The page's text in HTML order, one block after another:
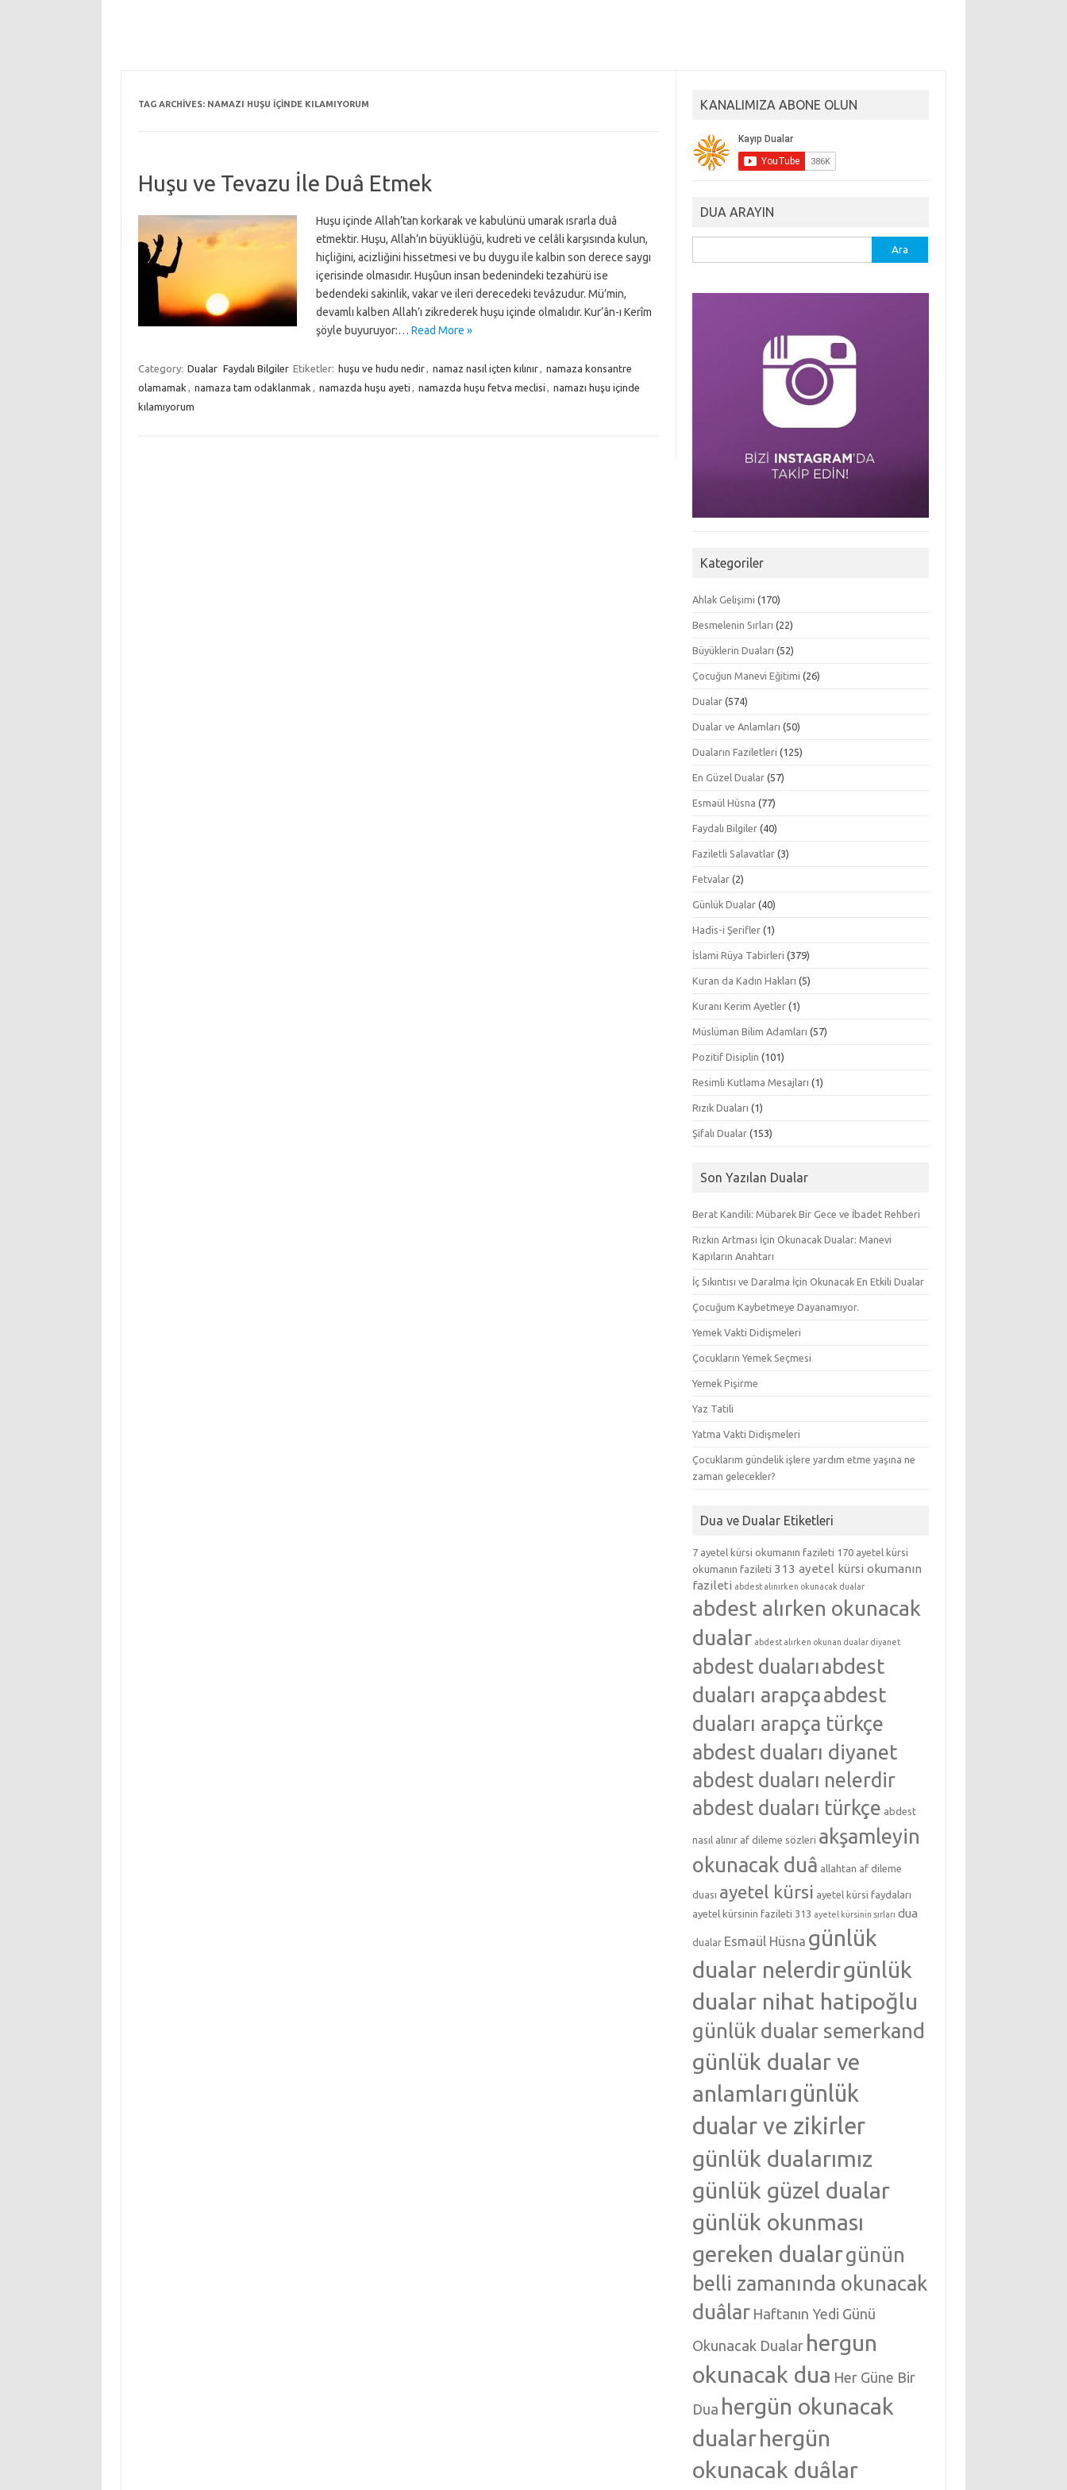
TAG ARCHIVES: NAMAZI HUŞU IÇINDE KILAMIYORUM
Huşu ve Tevazu İle Duâ Etmek
Huşu içinde Allah’tan korkarak ve kabulünü umarak ısrarla duâ
etmektir. Huşu, Allah’ın büyüklüğü, kudreti ve celâli karşısında kulun,
hiçliğini, acizliğini hissetmesi ve bu duygu ile kalbin son derece saygı
içerisinde olmasıdır. Huşûun insan bedenindeki tezahürü ise
bedendeki sakinlik, vakar ve ileri derecedeki tevâzudur. Mü’min,
devamlı kalben Allah’ı zikrederek huşu içinde olmalıdır. Kur’ân-ı Kerîm
şöyle buyuruyor:… Read More »
Category: Dualar Faydalı Bilgiler Etiketler: huşu ve hudu nedir, namaz nasıl içten kılınır, namaza konsantre
olamamak , namaza tam odaklanmak , namazda huşu ayeti , namazda huşu fetva meclisi , namazı huşu içinde
kılamıyorum
KANALIMIZA ABONE OLUN
DUA ARAYIN
Kategoriler
Ahlak Gelişimi (170)
Besmelenin Sırları (22)
Büyüklerin Duaları (52)
Çocuğun Manevi Eğitimi (26)
Dualar (574)
Dualar ve Anlamları (50)
Duaların Faziletleri (125)
En Güzel Dualar (57)
Esmaül Hüsna (77)
Faydalı Bilgiler (40)
Faziletli Salavatlar (3)
Fetvalar (2)
Günlük Dualar (40)
Hadis-i Şerifler (1)
İslami Rüya Tabirleri (379)
Kuran da Kadın Hakları (5)
Kuranı Kerim Ayetler (1)
Müslüman Bilim Adamları (57)
Pozitif Disiplin (101)
Resimli Kutlama Mesajları (1)
Rızık Duaları (1)
Şifalı Dualar (153)
Son Yazılan Dualar
Berat Kandili: Mübarek Bir Gece ve İbadet Rehberi
Rızkın Artması İçin Okunacak Dualar: Manevi
Kapıların Anahtarı
İç Sıkıntısı ve Daralma İçin Okunacak En Etkili Dualar
Çocuğum Kaybetmeye Dayanamıyor.
Yemek Vakti Didişmeleri
Çocukların Yemek Seçmesi
Yemek Pişirme
Yaz Tatili
Yatma Vakti Didişmeleri
Çocuklarım gündelik işlere yardım etme yaşına ne
zaman gelecekler?
Dua ve Dualar Etiketleri
7 ayetel kürsi okumanın fazileti 170 ayetel kürsi
okumanın fazileti 313 ayetel kürsi okumanın
fazileti abdest alınırken okunacak dualar
abdest alırken okunacak
dualar abdest alırken okunan dualar diyanet
abdest dualarıabdest
duaları arapçaabdest
duaları arapça türkçe
abdest duaları diyanet
abdest duaları nelerdir
abdest duaları türkçe abdest
nasıl alınır af dileme sözleri akşamleyin
okunacak duâ allahtan af dileme
duası ayetel kürsi ayetel kürsi faydaları
ayetel kürsinin fazileti 313 ayetel kürsinin sırları dua
dualar Esmaül Hüsna günlük
dualar nelerdirgünlük
dualar nihat hatipoğlu
günlük dualar semerkand
günlük dualar ve
anlamlarıgünlük
dualar ve zikirler
günlük dualarımız
günlük güzel dualar
günlük okunması
gereken dualargünün
belli zamanında okunacak
duâlar Haftanın Yedi Günü
Okunacak Dualar hergun
okunacak dua Her Güne Bir
Dua hergün okunacak
dualarhergün
okunacak duâlar